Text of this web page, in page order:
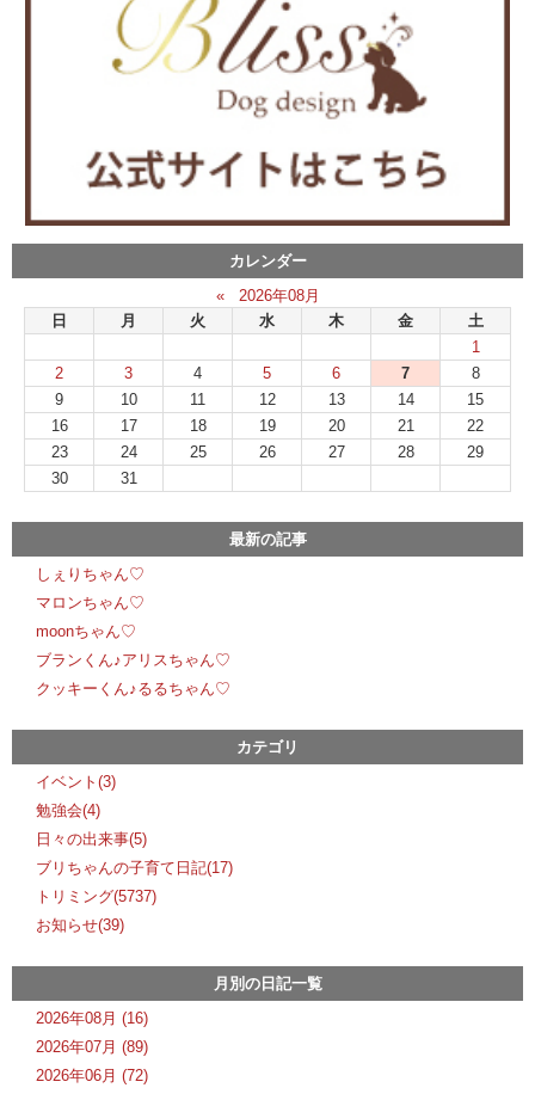
カレンダー
«
2026年08月
日
月 火 水 木 金
土
1
2
3 4 5 6 7
8
9
10 11 12 13 14
15
16
17 18 19 20 21
22
23
24 25 26 27 28
29
30
31
最新の記事
しぇりちゃん♡
マロンちゃん♡
moonちゃん♡
ブランくん♪アリスちゃん♡
クッキーくん♪るるちゃん♡
カテゴリ
イベント(3)
勉強会(4)
日々の出来事(5)
ブリちゃんの子育て日記(17)
トリミング(5737)
お知らせ(39)
月別の日記一覧
2026年08月 (16)
2026年07月 (89)
2026年06月 (72)